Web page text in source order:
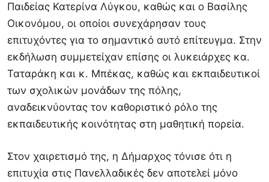
Παιδείας Κατερίνα Λύγκου, καθώς και ο Βασίλης
Οικονόμου, οι οποίοι συνεχάρησαν τους
επιτυχόντες για το σημαντικό αυτό επίτευγμα. Στην
εκδήλωση συμμετείχαν επίσης οι λυκειάρχες κα.
Ταταράκη και κ. Μπέκας, καθώς και εκπαιδευτικοί
των σχολικών μονάδων της πόλης,
αναδεικνύοντας τον καθοριστικό ρόλο της
εκπαιδευτικής κοινότητας στη μαθητική πορεία.
Στον χαιρετισμό της, η Δήμαρχος τόνισε ότι η
επιτυχία στις Πανελλαδικές δεν αποτελεί μόνο